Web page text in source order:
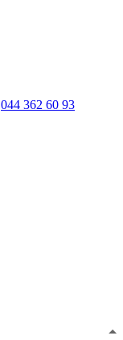
044 362 60 93